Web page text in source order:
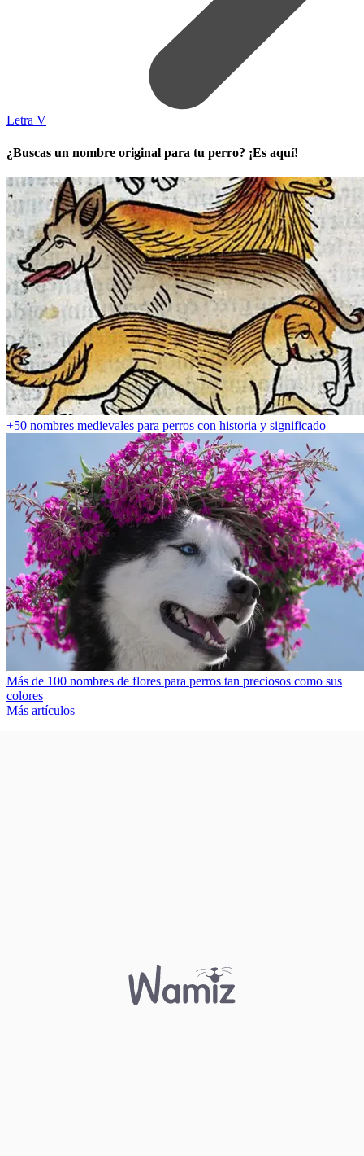
Letra V
¿Buscas un nombre original para tu perro? ¡Es aquí!
+50 nombres medievales para perros con historia y significado
Más de 100 nombres de flores para perros tan preciosos como sus
colores
Más artículos